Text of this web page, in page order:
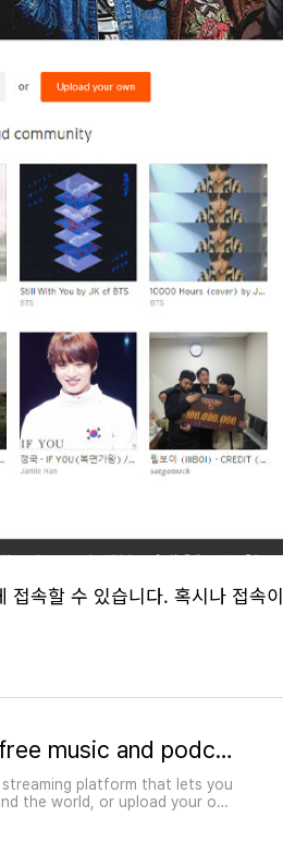
접속할 수 있습니다. 혹시나 접속이
SoundCloud – Listen to free music and podcasts on SoundCloud
platform that lets you
the world, or upload your ow